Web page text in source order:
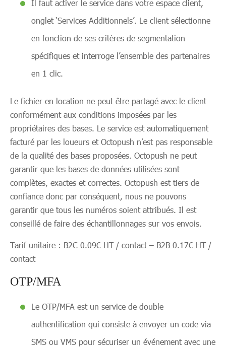
Il faut activer le service dans votre espace client,
onglet ‘Services Additionnels’. Le client sélectionne
en fonction de ses critères de segmentation
spécifiques et interroge l’ensemble des partenaires
en 1 clic.
Le fichier en location ne peut être partagé avec le client
conformément aux conditions imposées par les
propriétaires des bases. Le service est automatiquement
facturé par les loueurs et Octopush n’est pas responsable
de la qualité des bases proposées. Octopush ne peut
garantir que les bases de données utilisées sont
complètes, exactes et correctes. Octopush est tiers de
confiance donc par conséquent, nous ne pouvons
garantir que tous les numéros soient attribués. Il est
conseillé de faire des échantillonnages sur vos envois.
Tarif unitaire : B2C 0.09€ HT / contact – B2B 0.17€ HT /
contact
OTP/MFA
Le OTP/MFA est un service de double
authentification qui consiste à envoyer un code via
SMS ou VMS pour sécuriser un événement avec une